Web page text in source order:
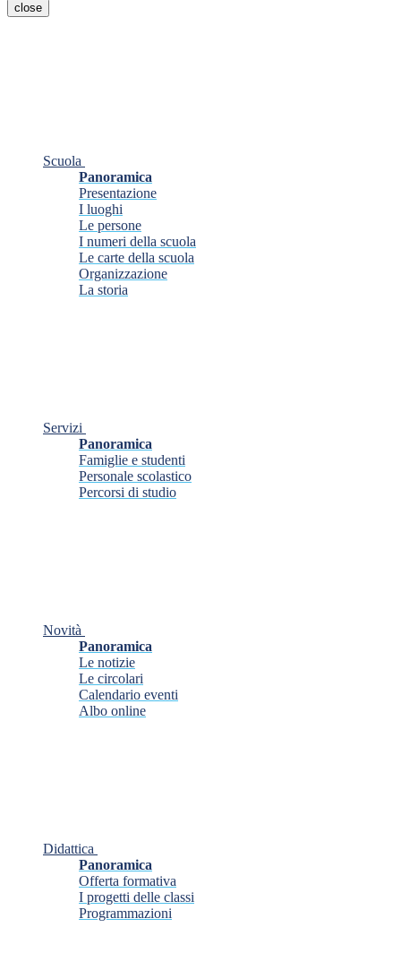
close
Scuola
Panoramica
Presentazione
I luoghi
Le persone
I numeri della scuola
Le carte della scuola
Organizzazione
La storia
Servizi
Panoramica
Famiglie e studenti
Personale scolastico
Percorsi di studio
Novità
Panoramica
Le notizie
Le circolari
Calendario eventi
Albo online
Didattica
Panoramica
Offerta formativa
I progetti delle classi
Programmazioni